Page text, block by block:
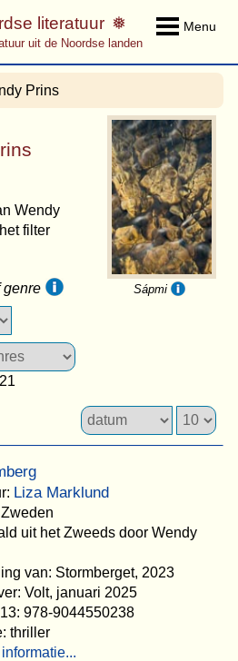
Menu
literatuur
uit de Noordse landen
Prins
Sápmi
Wendy
filter
genre
Liza Marklund
Zweden
uit het Zweeds door Wendy
van: Stormberget, 2023
Volt, januari 2025
978-9044550238
thriller